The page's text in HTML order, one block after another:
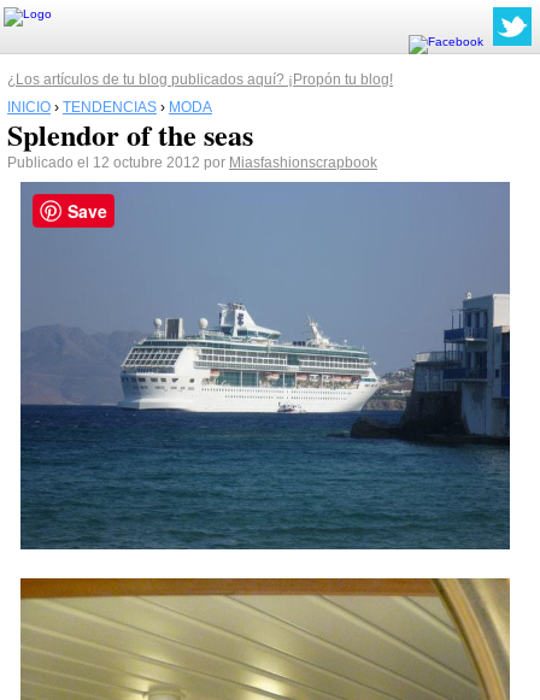
¿Los artículos de tu blog publicados aquí? ¡Propón tu blog!
INICIO › TENDENCIAS › MODA
Splendor of the seas
Publicado el 12 octubre 2012 por Miasfashionscrapbook
Save